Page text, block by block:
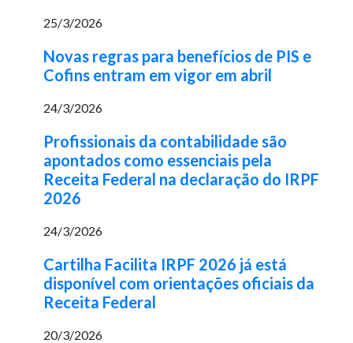
25/3/2026
Novas regras para benefícios de PIS e
Cofins entram em vigor em abril
24/3/2026
Profissionais da contabilidade são
apontados como essenciais pela
Receita Federal na declaração do IRPF
2026
24/3/2026
Cartilha Facilita IRPF 2026 já está
disponível com orientações oficiais da
Receita Federal
20/3/2026